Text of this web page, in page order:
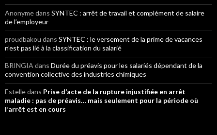
Anonymedans SYNTEC : arrêt de travail et complément de salaire
de l’employeur
proudbakou dans SYNTEC : le versement de la prime de vacances
n’est pas lié à la classification du salarié
BRINGIA dans Durée du préavis pour les salariés dépendant de la
convention collective des industries chimiques
Estelledans Prise d’acte de la rupture injustifiée en arrêt
maladie : pas de préavis… mais seulement pour la période où
l’arrêt est en cours